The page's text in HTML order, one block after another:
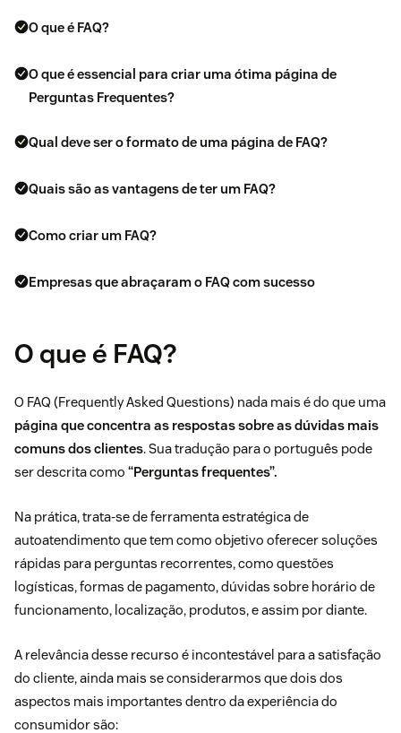
O que é FAQ?
O que é essencial para criar uma ótima página de
Perguntas Frequentes?
Qual deve ser o formato de uma página de FAQ?
Quais são as vantagens de ter um FAQ?
Como criar um FAQ?
Empresas que abraçaram o FAQ com sucesso
O que é FAQ?
O FAQ (Frequently Asked Questions) nada mais é do que uma
página que concentra as respostas sobre as dúvidas mais
comuns dos clientes. Sua tradução para o português pode
ser descrita como “Perguntas frequentes”.
Na prática, trata-se de ferramenta estratégica de
autoatendimento que tem como objetivo oferecer soluções
rápidas para perguntas recorrentes, como questões
logísticas, formas de pagamento, dúvidas sobre horário de
funcionamento, localização, produtos, e assim por diante.
A relevância desse recurso é incontestável para asatisfação
do cliente, ainda mais se considerarmos quedois dos
aspectos mais importantes dentro da experiência do
consumidor são: